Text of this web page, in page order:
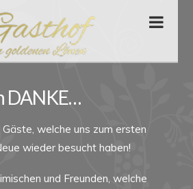
DANKE…
Gäste, welche uns zum ersten
wieder besucht haben!
und Freunden, welche